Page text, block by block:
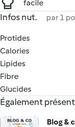
facile
Infos nut. par 1
Protides
Calories
Lipides
Fibre
Glucides
Également
Blog &